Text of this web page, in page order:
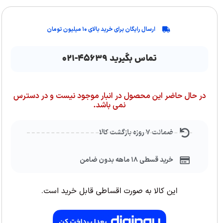
ارسال رایگان برای خرید بالای ۱۰ میلیون تومان
تماس بگیرید ۴۵۶۳۹-۰۲۱
در حال حاضر این محصول در انبار موجود نیست و در دسترس
نمی باشد.
ضمانت ۷ روزه بازگشت کالا
خرید قسطی ۱۸ ماهه بدون ضامن
این کالا به صورت اقساطی قابل خرید است.